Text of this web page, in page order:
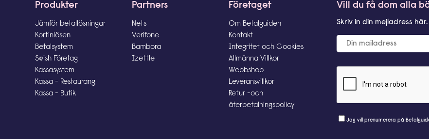
Produkter
Jämför betallösningar
Kortinlösen
Betalsystem
Swish Företag
Kassasystem
Kassa - Restaurang
Kassa - Butik
Partners
Nets
Verifone
Bambora
Izettle
Företaget
Om Betalguiden
Kontakt
Integritet och Cookies
Allmänna Villkor
Webbshop
Leveransvillkor
Retur -och
återbetalningspolicy
Vill du få dom alla
Skriv in din mejladress här.
Jag vill prenumerera på